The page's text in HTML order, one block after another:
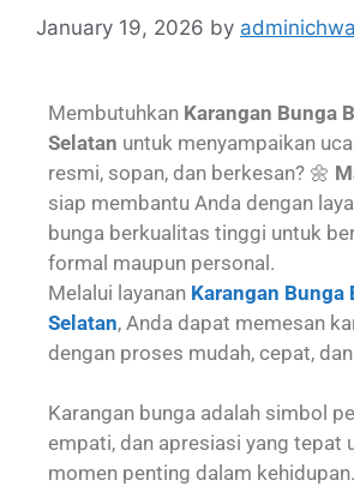
January 19, 2026 by
Membutuhkan Karangan Bunga
Selatan untuk menyampaikan
resmi, sopan, dan berkesan? 🌼
siap membantu Anda dengan
bunga berkualitas tinggi untuk
formal maupun personal.
Melalui layanan Karangan Bunga
Selatan, Anda dapat memesan
dengan proses mudah, cepat,
Karangan bunga adalah simbol
empati, dan apresiasi yang tepat
momen penting dalam kehidupan.